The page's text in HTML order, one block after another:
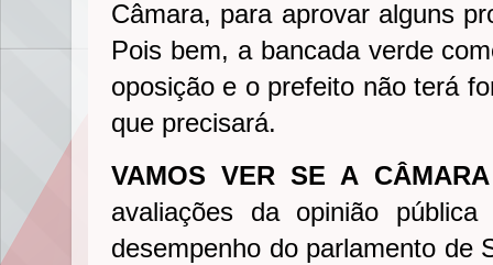
Câmara, para aprovar alguns
Pois bem, a bancada verde
oposição e o prefeito não terá
que precisará.
VAMOS VER SE A
avaliações da opinião
desempenho do parlamento de